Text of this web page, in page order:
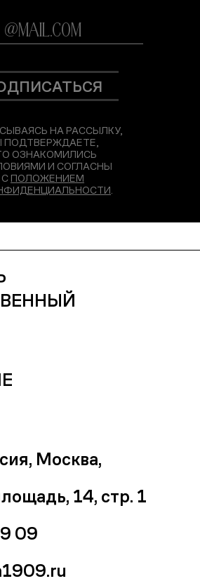
НА РАССЫЛКУ,
ПОДТВЕРЖДАЕТЕ,
ОЗНАКОМИЛИСЬ
И СОГЛАСНЫ
С ПОЛОЖЕНИЕМ
Москва,
14, стр. 1
09